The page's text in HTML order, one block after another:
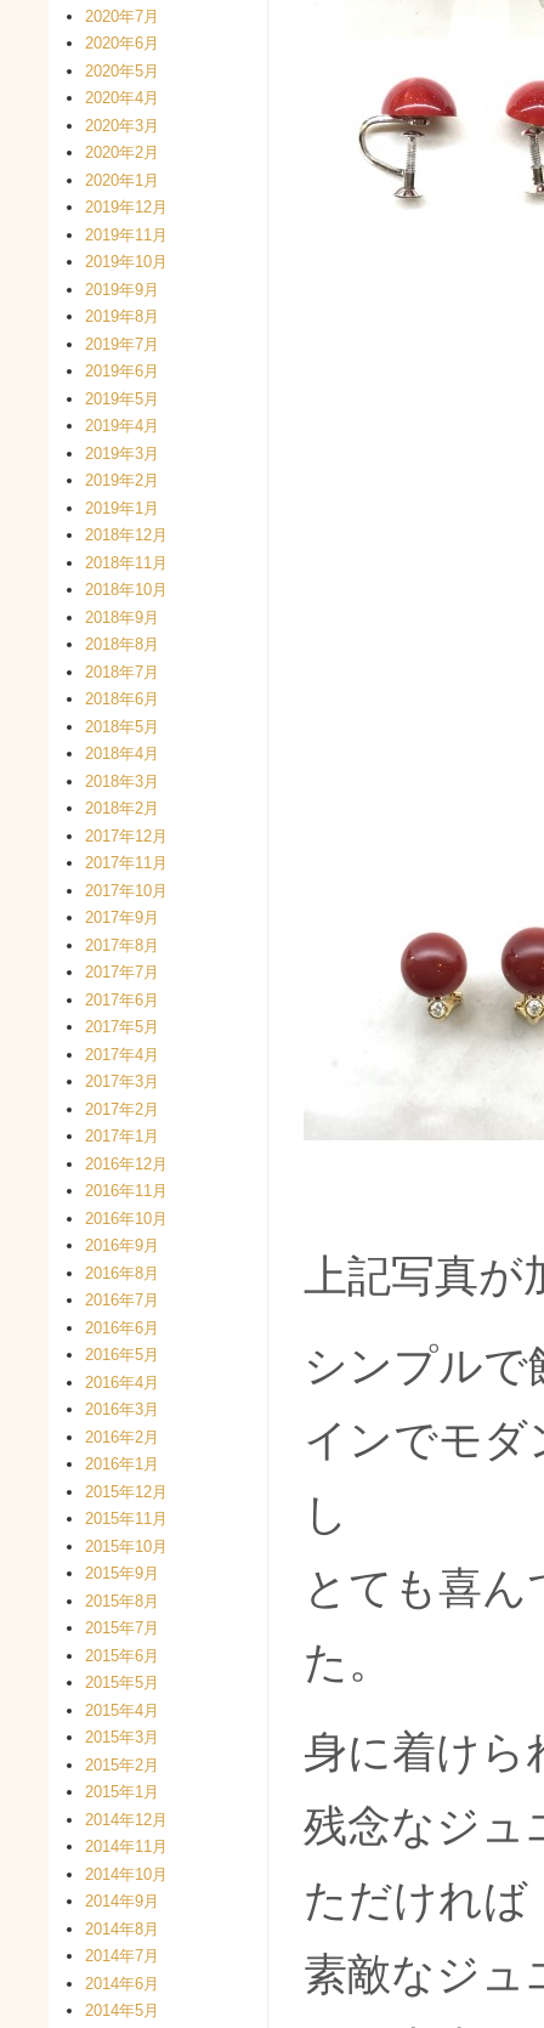
上記写真が
シンプル
インでモダ
し
とても喜
た。
身に着けら
残念なジュ
ただければ
素敵なジュ
2020年7月
2020年6月
2020年5月
2020年4月
2020年3月
2020年2月
2020年1月
2019年12月
2019年11月
2019年10月
2019年9月
2019年8月
2019年7月
2019年6月
2019年5月
2019年4月
2019年3月
2019年2月
2019年1月
2018年12月
2018年11月
2018年10月
2018年9月
2018年8月
2018年7月
2018年6月
2018年5月
2018年4月
2018年3月
2018年2月
2017年12月
2017年11月
2017年10月
2017年9月
2017年8月
2017年7月
2017年6月
2017年5月
2017年4月
2017年3月
2017年2月
2017年1月
2016年12月
2016年11月
2016年10月
2016年9月
2016年8月
2016年7月
2016年6月
2016年5月
2016年4月
2016年3月
2016年2月
2016年1月
2015年12月
2015年11月
2015年10月
2015年9月
2015年8月
2015年7月
2015年6月
2015年5月
2015年4月
2015年3月
2015年2月
2015年1月
2014年12月
2014年11月
2014年10月
2014年9月
2014年8月
2014年7月
2014年6月
2014年5月